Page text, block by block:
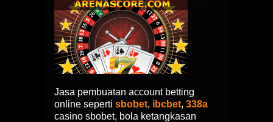
Jasa pembuatan account betting
online seperti sbobet, ibcbet, 338a
casino sbobet, bola ketangkasan